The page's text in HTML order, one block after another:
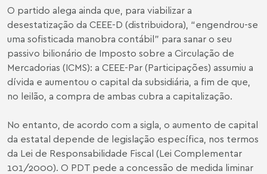
O partido alega ainda que, para viabilizar a
desestatização da CEEE-D (distribuidora), “engendrou-se
uma sofisticada manobra contábil” para sanar o seu
passivo bilionário de Imposto sobre a Circulação de
Mercadorias (ICMS): a CEEE-Par (Participações) assumiu a
dívida e aumentou o capital da subsidiária, a fim de que,
no leilão, a compra de ambas cubra a capitalização.
No entanto, de acordo com a sigla, o aumento de capital
da estatal depende de legislação específica, nos termos
da Lei de Responsabilidade Fiscal (Lei Complementar
101/2000). O PDT pede a concessão de medida liminar